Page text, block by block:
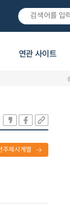
연관 사이트
주제시계열